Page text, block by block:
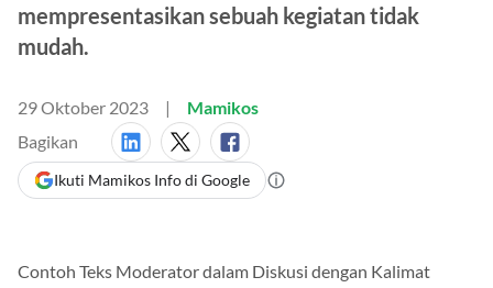
mempresentasikan sebuah kegiatan tidak
mudah.
29 Oktober 2023
Mamikos
Bagikan
Ikuti Mamikos Info di Google
Contoh Teks Moderator dalam Diskusi dengan Kalimat